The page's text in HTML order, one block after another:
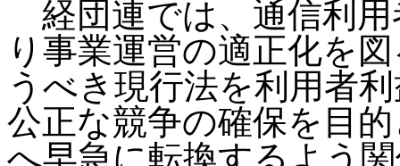
経団連では、通信利用
り事業運営の適正化を
うべき現行法を利用者
公正な競争の確保を目
へ早急に転換するよう